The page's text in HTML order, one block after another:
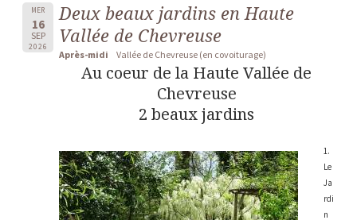
MER
16
SEP
2026
Deux beaux jardins en Haute
Vallée de Chevreuse
Après-midi Vallée de Chevreuse (en covoiturage)
Au coeur de la Haute Vallée de
Chevreuse
2 beaux jardins
1.
Le
Ja
rdi
n